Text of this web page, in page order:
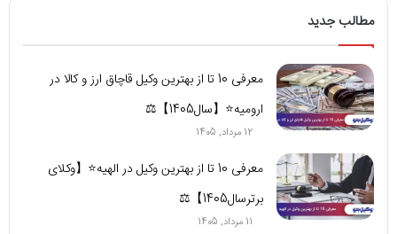
مطالب جدید
معرفی 10 تا از بهترین وکیل قاچاق ارز و کالا در
ارومیه⭐【سال1405】⚖
12 مرداد, 1405
معرفی 10 تا از بهترین وکیل در الهیه⭐【وکلای
برترسال1405】⚖️
11 مرداد, 1405